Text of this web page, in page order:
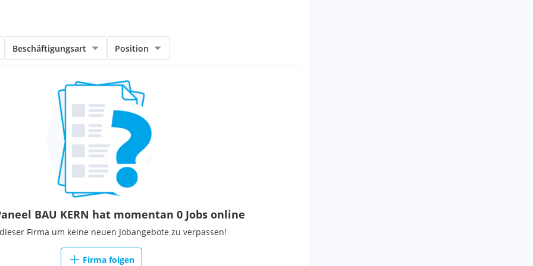
hat immer Vorrang!
bei€ 3.000,00 proMonat
und
Beschäftigungsart Position
BAU KERN hat momentan 0 Jobs online
Firma um keine neuen Jobangebote zu verpassen!
Firma folgen